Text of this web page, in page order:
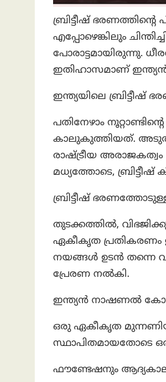
ബ്രിട്ടീഷ്
എപ്പോഴെങ്കിലും
പോരാട്ടമായിരുന്നു.
ഇതിഹാസമാണ് ഇന്ത്യൻ
ഇന്ത്യയിലെ ബ്രിട്ടീഷ്
പതിനേഴാം
കാലുകുത്തിയത്. അടുത്ത
രാഷ്ട്രീയ
മധ്യത്തോടെ, ബ്രിട്ടീഷ്
ബ്രിട്ടീഷ്
തുടക്കത്തിൽ,
ഏകീകൃത പ്രതികരണം
നയങ്ങൾ ഉടൻ തന്നെ
പ്രേരണ നൽകി.
ഇന്ത്യൻ നാഷണൽ
ഒരു ഏകീകൃത
സ്ഥാപിതമായതോടെ
ഫൗണ്ടേഷനും